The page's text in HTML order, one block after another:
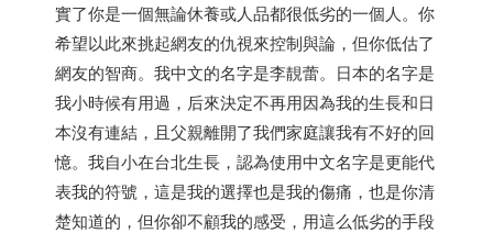
實了你是一個無論休養或人品都很低劣的一個人。你
希望以此來挑起網友的仇視來控制與論，但你低估了
網友的智商。我中文的名字是李靚蕾。 日本的名字是
我小時候有用過，后來決定不再用因為我的生長和日
本沒有連結，且父親離開了我們家庭讓我有不好的回
憶。我自小在台北生長，認為使用中文名字是更能代
表我的符號，這是我的選擇也是我的傷痛，也是你清
楚知道的，但你卻不顧我的感受，用這么低劣的手段